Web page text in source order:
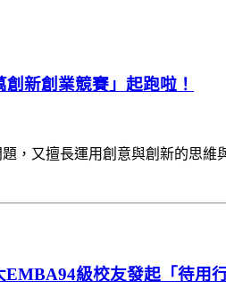
創新創業競賽」起跑啦！
，又擅長運用創意與創新的思維
EMBA94級校友發起「待用